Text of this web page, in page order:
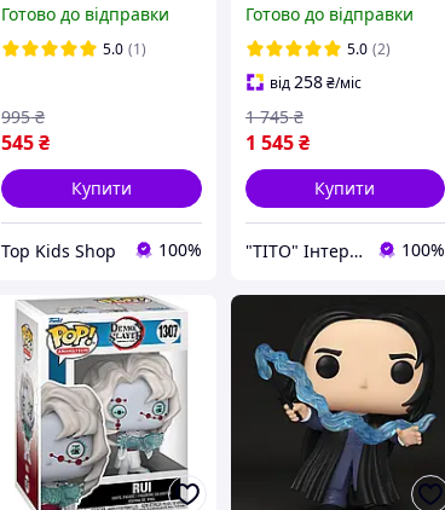
Dragon Rhaenyra
Targaryen Funko 83465
Готово до відправки
5.0 (1)
545₴
995 ₴
Купити
Top Kids Shop 100%
Фредді - Мангл (15 см)
Фанко Поп 83868
Готово до відправки
5.0 (2)
від 258 ₴/міс
1 545 ₴
1 745 ₴
Купити
"ТІТО" Інтернет-магазин 100%